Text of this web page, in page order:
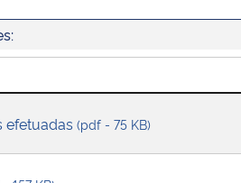
efetuadas (pdf - 75 KB)